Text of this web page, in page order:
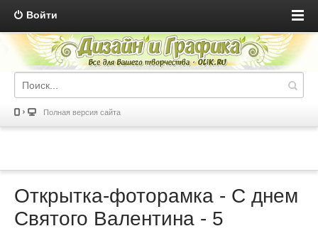
Войти
Полная версия сайта
Открытка-фоторамка - С днем
Святого Валентина - 5